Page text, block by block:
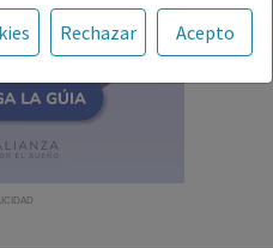
español y, por
sanitarios legalmente
medicamentos
técnica de los
informativo,
Rechazar Acepto